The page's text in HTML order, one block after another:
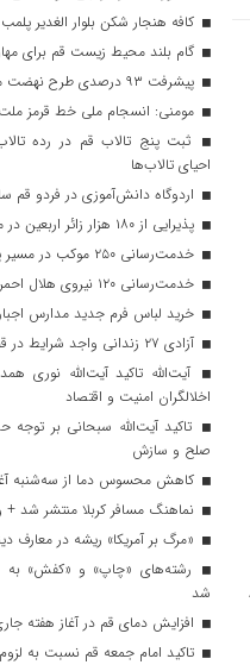
کافه هنجار شکن بلوار الغدیر
گام بلند محیط زیست قم برای
پیشرفت ۹۳ درصدی طرح نهضت ملی مسکن در قم
مومنی: انسجام ملی خط قرمز
ثبت پنج تالاب قم در رده
احیای تالاب‌ها
اردوگاه دانش‌آموزی در فردو قم
پذیرایی از ۱۸۰ هزار زائر اربعین در مسجد جمکران
خدمت‌رسانی ۲۵۰ موکب در مسیر پیاده‌روی اربعین در قم
خدمت‌رسانی ۱۲۰ نیروی هلال احمر قمی در اربعین
خرید لباس فرم جدید مدارس
آزادی ۲۷ زندانی واجد شرایط در قم به مناسبت اربعین
آیت‌الله تاکید آیت‌الله نوری
اخلالگران امنیت و اقتصاد
تاکید آیت‌الله‌ سبحانی بر توجه
صلح و سازش
کاهش محسوس دما از سه‌شنبه
نماهنگ مسافر کربلا منتشر شد +
«مرگ بر آمریکا» ریشه در معارف
رشته‌های «چاپ» و «کفش» به
شد
افزایش دمای قم در آغاز هفته
تاکید امام جمعه قم نسبت به